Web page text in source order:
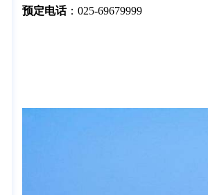
预定电话：025-69679999